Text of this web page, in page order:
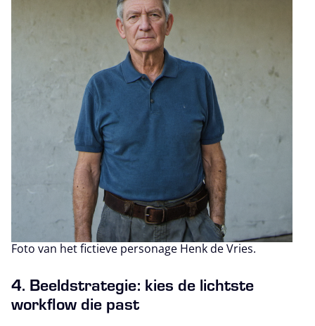
Foto van het fictieve personage Henk de Vries.
4. Beeldstrategie: kies de lichtste
workflow die past